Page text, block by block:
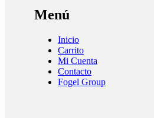
Menú
Inicio
Carrito
Mi Cuenta
Contacto
Fogel Group